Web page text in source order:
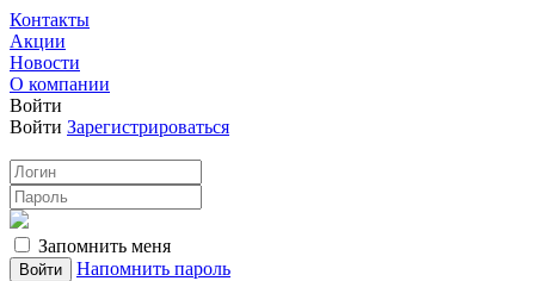
Контакты
Акции
Новости
О компании
Войти
Войти Зарегистрироваться
Запомнить меня
Напомнить пароль